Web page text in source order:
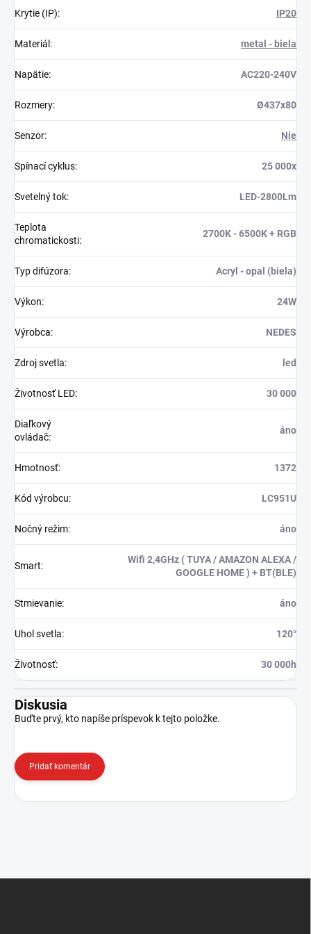
Krytie (IP): IP20
Materiál : metal - biela
Napätie: AC220-240V
Rozmery: Ø437x80
Senzor: Nie
Spínací cyklus: 25 000x
Svetelný tok: LED-2800Lm
Teplota
chromatickosti:
2700K - 6500K + RGB
Typ difúzora: Acryl - opal (biela)
Výkon: 24W
Výrobca: NEDES
Zdroj svetla: led
Životnosť LED: 30 000
Diaľkový
ovládač:
áno
Hmotnosť: 1372
Kód výrobcu: LC951U
Nočný režim: áno
Smart:
Wifi 2,4GHz ( TUYA / AMAZON ALEXA /
GOOGLE HOME ) + BT(BLE)
Stmievanie: áno
Uhol svetla: 120°
Životnosť: 30 000h
Diskusia
Buďte prvý, kto napíše príspevok k tejto položke.
Pridať komentár